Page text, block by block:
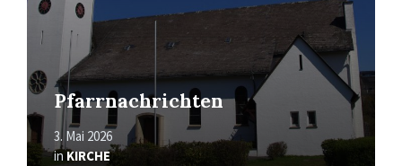
Pfarrnachrichten
3. Mai 2026
inKIRCHE